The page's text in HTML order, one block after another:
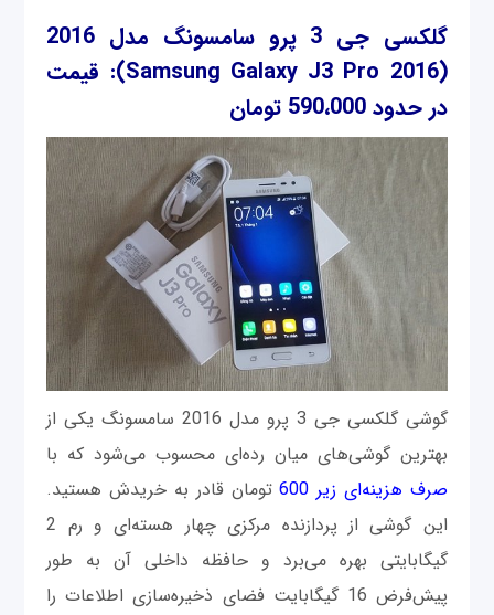
گلکسی جی 3 پرو سامسونگ مدل 2016
(Samsung Galaxy J3 Pro 2016)
: قیمت
در حدود 590،000 تومان
گوشی گلکسی جی 3 پرو مدل 2016 سامسونگ یکی از
بهترین گوشی‌های میان رده‌ای محسوب می‌شود که با
صرف هزینه‌ای زیر 600
تومان قادر به خریدش هستید.
این گوشی از پردازنده مرکزی چهار هسته‌ای و رم 2
گیگابایتی بهره می‌برد و حافظه داخلی آن به طور
پیش‌فرض 16 گیگابایت فضای ذخیره‌سازی اطلاعات را